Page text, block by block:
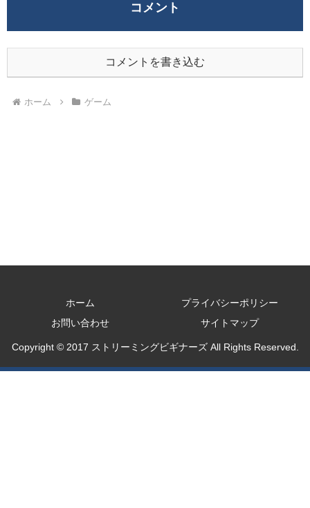
コメント
コメントを書き込む
ホーム ゲーム
ホーム
プライバシーポリシー
お問い合わせ
サイトマップ
Copyright © 2017 ストリーミングビギナーズ All Rights Reserved.